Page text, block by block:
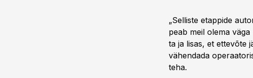
„Selliste etappide
peab meil olema
ta ja lisas, et ettevõte
vähendada
teha.